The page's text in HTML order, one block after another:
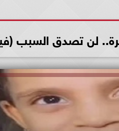
لن تصدق السبب